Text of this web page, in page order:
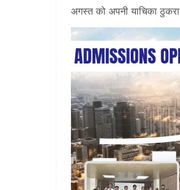
अगस्त को अपनी याचिका